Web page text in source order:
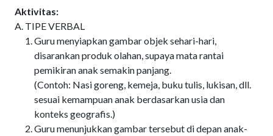
Aktivitas:
A. TIPE VERBAL
Guru menyiapkan gambar objek sehari-hari,
disarankan produk olahan, supaya mata rantai
pemikiran anak semakin panjang.
(Contoh: Nasi goreng, kemeja, buku tulis, lukisan, dll.
sesuai kemampuan anak berdasarkan usia dan
konteks geografis.)
Guru menunjukkan gambar tersebut di depan anak-